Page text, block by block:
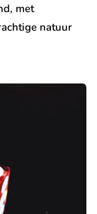
met
natuur